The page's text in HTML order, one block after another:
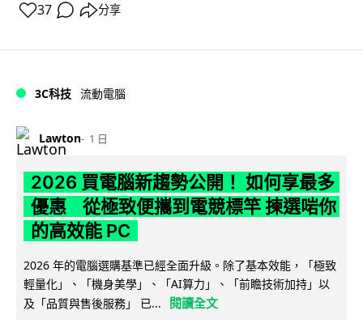
37 分享
3C科技 流動電腦
Lawton 1 日
2026 買電腦新趨勢公開！ 如何享最多
優惠 從極致便攜到電競標竿 揀選啱你
的高效能 PC
2026 年的電腦選購基準已經全面升級。除了基本效能，「極致
輕量化」、「機身美學」、「AI算力」、「前瞻技術加持」以
及「品質與售後服務」 已...
閱讀全文